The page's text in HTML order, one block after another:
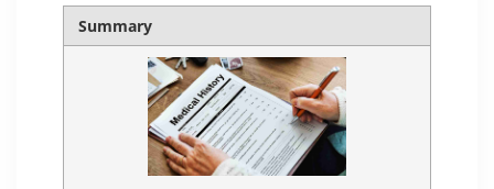
Summary